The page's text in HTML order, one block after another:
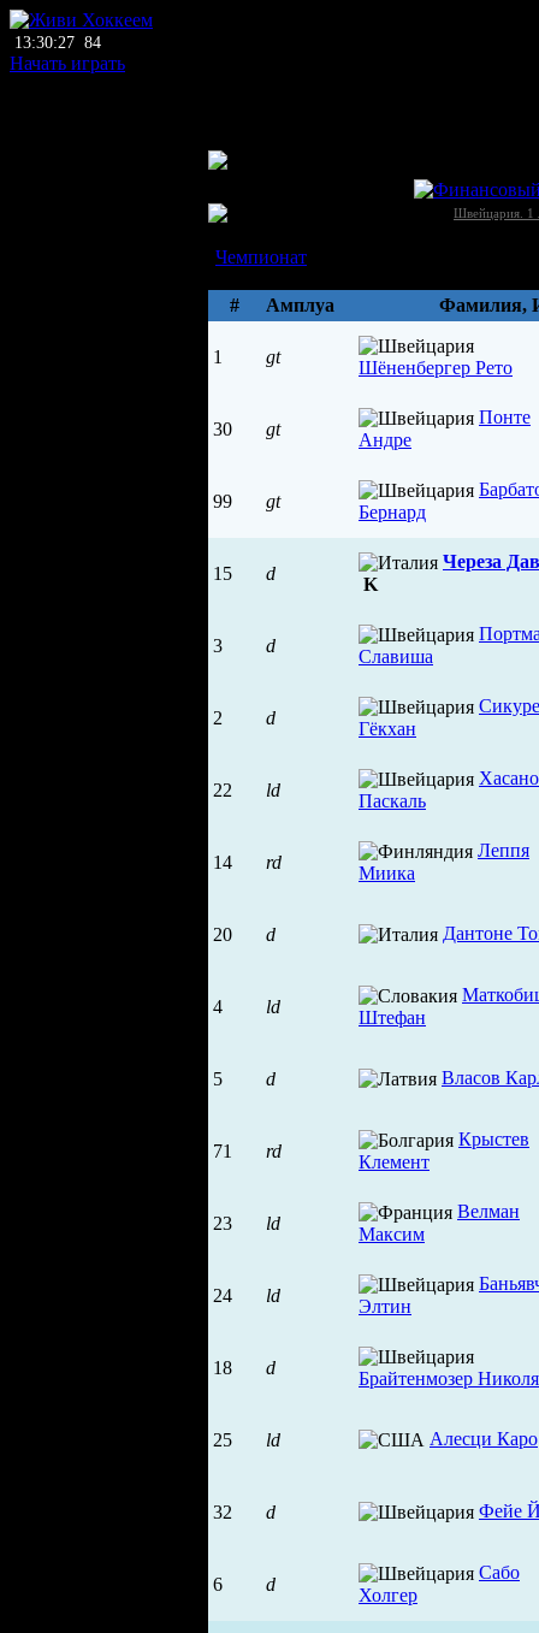
13:30:27 84
Начать играть
Швейцария. 1
Чемпионат
#
Амплуа Фамилия,
1 gt
Шёненбергер Рето
30 gt
Понте
Андре
99 gt
Бернард
15 d
Череза
K
3 d
Славиша
2 d
Гёкхан
22 ld
Паскаль
14 rd
Леппя
Миика
20 d Дантоне
4 ld
Штефан
5 d Власов
71 rd
Крыстев
Клемент
23 ld
Велман
Максим
24 ld
Элтин
18 d
Брайтенмозер Николя
25 ld Алесци Каро
32 d Фейе
6 d
Сабо
Холгер